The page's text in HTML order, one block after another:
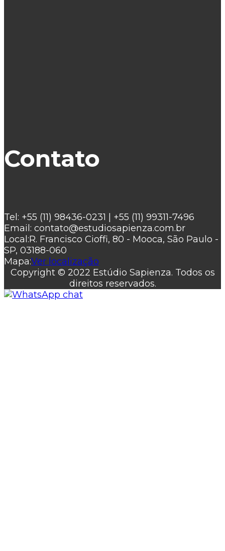
Contato
Tel: +55 (11) 98436-0231 | +55 (11) 99311-7496
Email: contato@estudiosapienza.com.br
Local:R. Francisco Cioffi, 80 - Mooca, São Paulo -
SP, 03188-060
Mapa:Ver localização
Copyright © 2022 Estúdio Sapienza. Todos os
direitos reservados.